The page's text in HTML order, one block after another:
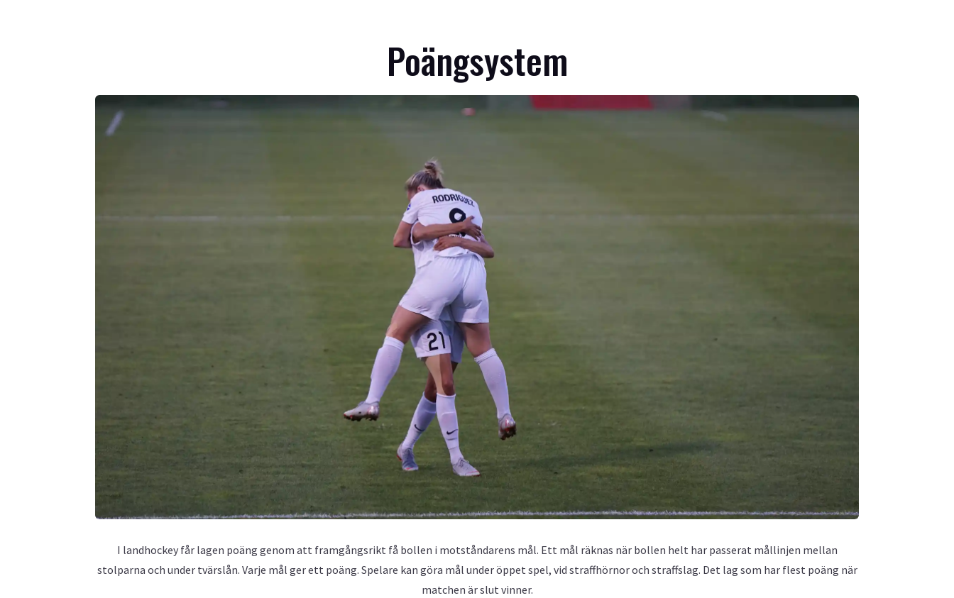
Poängsystem
I landhockey får lagen poäng genom att framgångsrikt få bollen i motståndarens mål. Ett mål räknas när bollen helt har passerat mållinjen mellan
stolparna och under tvärslån. Varje mål ger ett poäng. Spelare kan göra mål under öppet spel, vid straffhörnor och straffslag. Det lag som har flest poäng när
matchen är slut vinner.